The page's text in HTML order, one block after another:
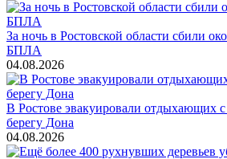
За ночь в Ростовской области сбили
БПЛА
04.08.2026
В Ростове эвакуировали отдыхающих
берегу Дона
04.08.2026